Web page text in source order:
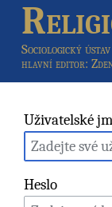
Sociologický
hlavní editor:
Uživatelské
Heslo